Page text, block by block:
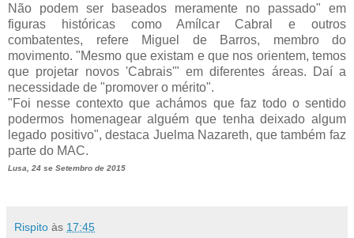
Não podem ser baseados meramente no passado" em
figuras históricas como Amílcar Cabral e outros
combatentes, refere Miguel de Barros, membro do
movimento. "Mesmo que existam e que nos orientem, temos
que projetar novos 'Cabrais'" em diferentes áreas. Daí a
necessidade de "promover o mérito".
"Foi nesse contexto que achámos que faz todo o sentido
podermos homenagear alguém que tenha deixado algum
legado positivo", destaca Juelma Nazareth, que também faz
parte do MAC.
Lusa, 24 se Setembro de 2015
Rispito às 17:45